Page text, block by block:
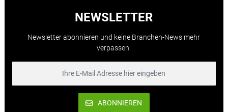
NEWSLETTER
Newsletter abonnieren und keine Branchen-News mehr
verpassen.
ABONNIEREN